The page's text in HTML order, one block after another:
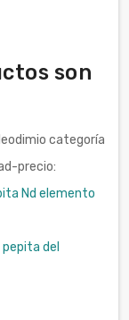
son
categoría
precio:
Nd elemento
del